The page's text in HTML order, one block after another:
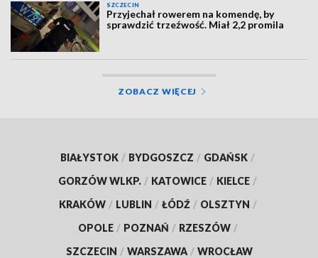
SZCZECIN
Przyjechał rowerem na komendę, by
sprawdzić trzeźwość. Miał 2,2 promila
ZOBACZ WIĘCEJ
BIAŁYSTOK / BYDGOSZCZ / GDAŃSK /
GORZÓW WLKP. / KATOWICE / KIELCE /
KRAKÓW / LUBLIN / ŁÓDŹ / OLSZTYN /
OPOLE / POZNAŃ / RZESZÓW /
SZCZECIN / WARSZAWA / WROCŁAW